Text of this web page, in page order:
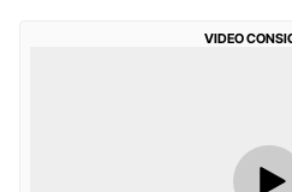
VIDEO